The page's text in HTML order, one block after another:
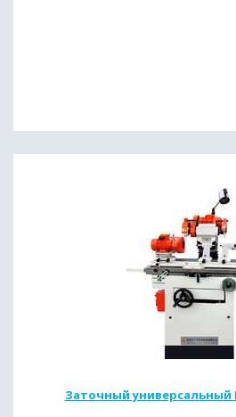
Заточный универсальный